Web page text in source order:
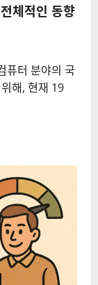
체적인 동향
퓨터 분야의 국
해, 현재 19